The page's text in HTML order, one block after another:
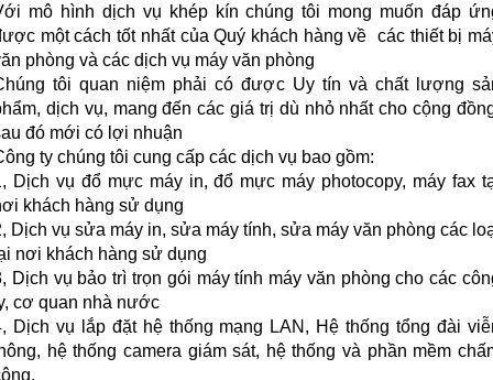
mô hình dịch vụ khép kín chúng tôi mong muốn đáp
một cách tốt nhất của Quý khách hàng về các thiết bị
phòng và các dịch vụ máy văn phòng
tôi quan niệm phải có được Uy tín và chất lượng
dịch vụ, mang đến các giá trị dù nhỏ nhất cho cộng
đó mới có lợi nhuận
ty chúng tôi cung cấp các dịch vụ bao gồm:
Dịch vụ đổ mực máy in, đổ mực máy photocopy, máy fax
khách hàng sử dụng
Dịch vụ sửa máy in, sửa máy tính, sửa máy văn phòng các
nơi khách hàng sử dụng
Dịch vụ bảo trì trọn gói máy tính máy văn phòng cho các
cơ quan nhà nước
Dịch vụ lắp đặt hệ thống mạng LAN, Hệ thống tổng đài
hệ thống camera giám sát, hệ thống và phần mềm